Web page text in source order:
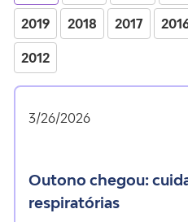
2019 2018 2017
2012
3/26/2026
outono chegou: cuidado com as doenças
respiratórias